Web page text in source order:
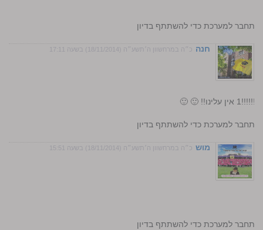
התחבר למערכת כדי להשתתף בדיון
חנה כ״ה במרחשוון ה׳תשע״ה (18/11/2014) בשעה 17:11
🙂 🙂
התחבר למערכת כדי להשתתף בדיון
מוש כ״ה במרחשוון ה׳תשע״ה (18/11/2014) בשעה 15:51
התחבר למערכת כדי להשתתף בדיון